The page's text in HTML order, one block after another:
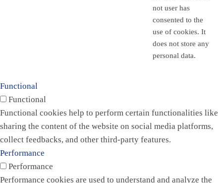
not user has
consented to the
use of cookies. It
does not store any
personal data.
Functional
Functional
Functional cookies help to perform certain functionalities like
sharing the content of the website on social media platforms,
collect feedbacks, and other third-party features.
Performance
Performance
Performance cookies are used to understand and analyze the